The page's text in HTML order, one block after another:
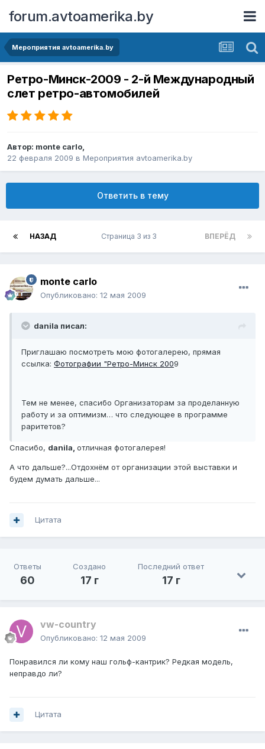
forum.avtoamerika.by
Мероприятия avtoamerika.by
Ретро-Минск-2009 - 2-й Mеждународный
слет ретро-автомобилей
Автор: monte carlo,
22 февраля 2009 в Мероприятия avtoamerika.by
Ответить в тему
НАЗАД ВПЕРЁД
Страница 3 из 3
monte carlo
Опубликовано: 12 мая 2009
danila писал:
Приглашаю посмотреть мою фотогалерею, прямая
ссылка: Фотографии "Ретро-Минск 2009
Тем не менее, спасибо Организаторам за проделанную
работу и за оптимизм… что следующее в программе
раритетов?
Спасибо, danila, отличная фотогалерея!
А что дальше?...Отдохнём от организации этой выставки и
будем думать дальше...
Цитата
Ответы
60
Создано
17 г
Последний ответ
17 г
vw-country
Опубликовано: 12 мая 2009
Понравился ли кому наш гольф-кантрик? Редкая модель,
неправдо ли?
Цитата